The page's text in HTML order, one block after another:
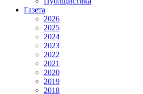
Газета
2026
2025
2024
2023
2022
2021
2020
2019
2018